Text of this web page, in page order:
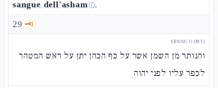
sangue dell'ashamⓘ.
29 🗝️1
EBRAICO (MT)
והנותר מן השמן אשר על כף הכהן יתן על ראש המטהר
לכפר עליו לפני יהוה